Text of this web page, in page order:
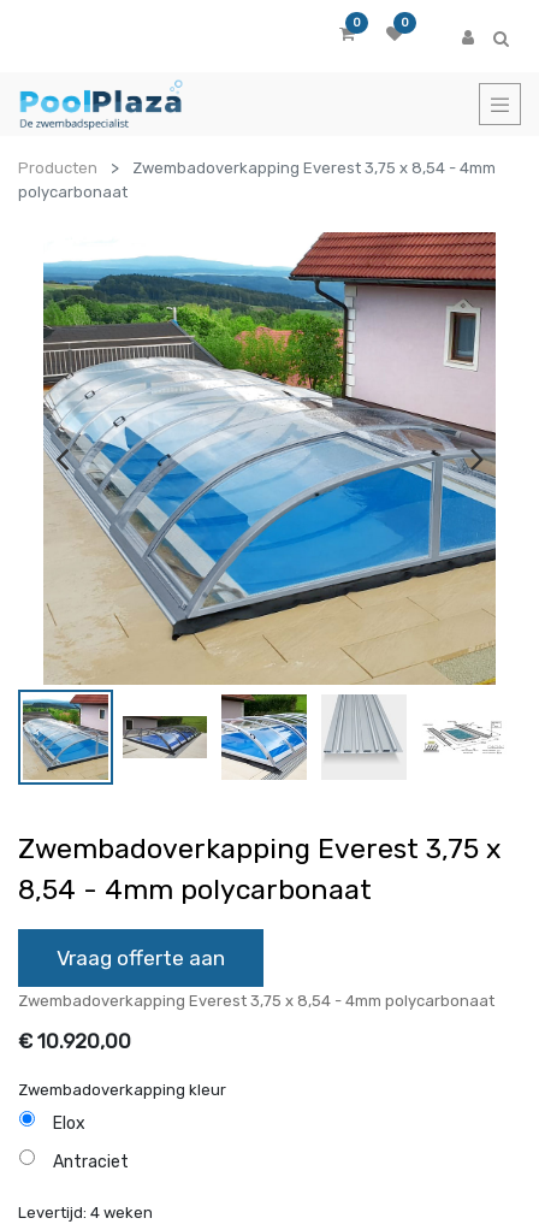
0 0
Producten
Zwembadoverkapping Everest 3,75 x 8,54 - 4mm
polycarbonaat
Zwembadoverkapping Everest 3,75 x
8,54 - 4mm polycarbonaat
Vraag offerte aan
Zwembadoverkapping Everest 3,75 x 8,54 - 4mm polycarbonaat
€ 10.920,00
Zwembadoverkapping kleur
Elox
Antraciet
Levertijd: 4 weken